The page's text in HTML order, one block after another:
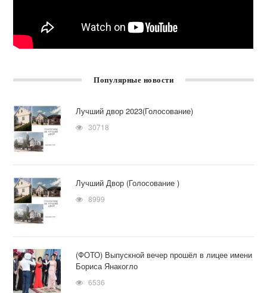
Популярные новости
Лучший двор 2023(Голосование)
30718
Лучший Двор (Голосование )
8999
(ФОТО) Выпускной вечер прошёл в лицее имени
Бориса Янакогло
6536